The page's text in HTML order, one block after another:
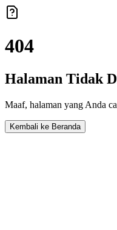
404
Halaman Tidak
Maaf, halaman yang Anda
Kembali ke Beranda